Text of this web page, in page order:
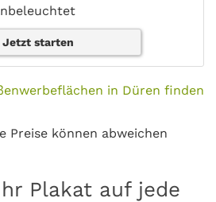
Jetzt starten
in Düren finden
Preise können abweichen
Plakat auf jede